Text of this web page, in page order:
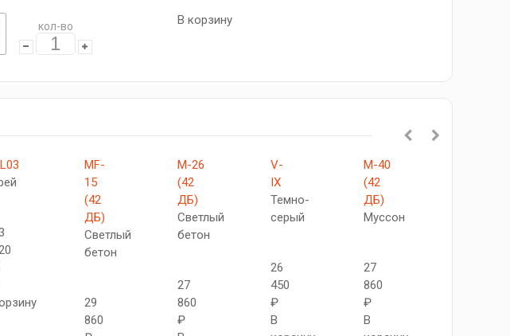
кол-во В корзину
MF-
15
(42
ДБ)
Светлый
бетон
29
860
М-26
(42
ДБ)
Светлый
бетон
27
860
₽
V-
IX
Темно-
серый
26
450
₽
В
М-40
(42
ДБ)
Муссон
27
860
₽
В